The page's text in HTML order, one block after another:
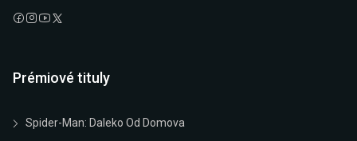
Prémiové tituly
Spider-Man: Daleko Od Domova